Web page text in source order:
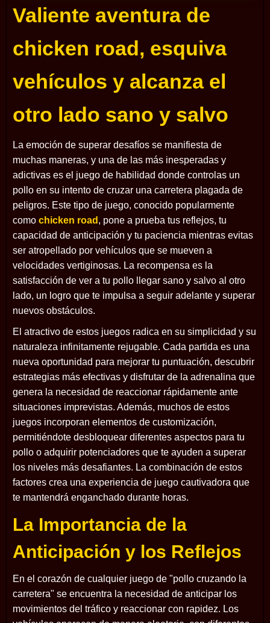
Valiente aventura de
chicken road, esquiva
vehículos y alcanza el
otro lado sano y salvo
La emoción de superar desafíos se manifiesta de
muchas maneras, y una de las más inesperadas y
adictivas es el juego de habilidad donde controlas un
pollo en su intento de cruzar una carretera plagada de
peligros. Este tipo de juego, conocido popularmente
como chicken road , pone a prueba tus reflejos, tu
capacidad de anticipación y tu paciencia mientras evitas
ser atropellado por vehículos que se mueven a
velocidades vertiginosas. La recompensa es la
satisfacción de ver a tu pollo llegar sano y salvo al otro
lado, un logro que te impulsa a seguir adelante y superar
nuevos obstáculos.
El atractivo de estos juegos radica en su simplicidad y su
naturaleza infinitamente rejugable. Cada partida es una
nueva oportunidad para mejorar tu puntuación, descubrir
estrategias más efectivas y disfrutar de la adrenalina que
genera la necesidad de reaccionar rápidamente ante
situaciones imprevistas. Además, muchos de estos
juegos incorporan elementos de customización,
permitiéndote desbloquear diferentes aspectos para tu
pollo o adquirir potenciadores que te ayuden a superar
los niveles más desafiantes. La combinación de estos
factores crea una experiencia de juego cautivadora que
te mantendrá enganchado durante horas.
La Importancia de la
Anticipación y los Reflejos
En el corazón de cualquier juego de "pollo cruzando la
carretera" se encuentra la necesidad de anticipar los
movimientos del tráfico y reaccionar con rapidez. Los